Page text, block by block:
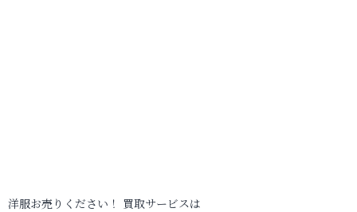
洋服お売りください！ 買取サービスは